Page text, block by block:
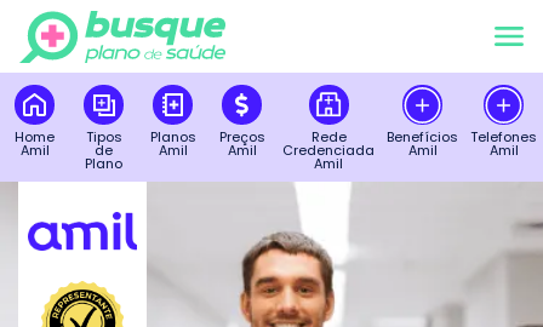
Home
Amil
Tipos
de
Plano
Planos
Amil
Preços
Amil
Rede
Credenciada
Amil
Benefícios
Amil
Telefones
Amil